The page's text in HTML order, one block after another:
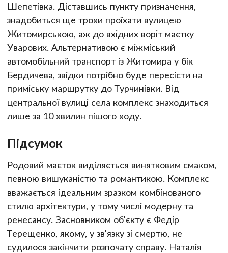
Шепетівка. Діставшись пункту призначення,
знадобиться ще трохи проїхати вулицею
Житомирською, аж до вхідних воріт маєтку
Уварових. Альтернативою є міжміський
автомобільний транспорт із Житомира у бік
Бердичева, звідки потрібно буде пересісти на
приміську маршрутку до Турчинівки. Від
центральної вулиці села комплекс знаходиться
лише за 10 хвилин пішого ходу.
Підсумок
Родовий маєток виділяється винятковим смаком,
певною вишуканістю та романтикою. Комплекс
вважається ідеальним зразком комбінованого
стилю архітектури, у тому числі модерну та
ренесансу. Засновником об'єкту є Федір
Терещенко, якому, у зв'язку зі смертю, не
судилося закінчити розпочату справу. Наталія